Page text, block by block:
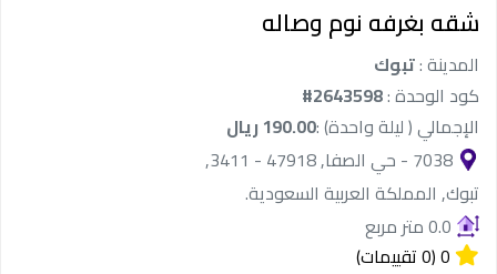
شقه بغرفه نوم وصاله
المدينة :تبوك
كود الوحدة :#2643598
الإجمالي ( ليلة واحدة) :190.00 ريال
7038 - حي الصفا, 47918 - 3411,
تبوك, المملكة العربية السعودية.
0.0 متر مربع
0(0 تقييمات)